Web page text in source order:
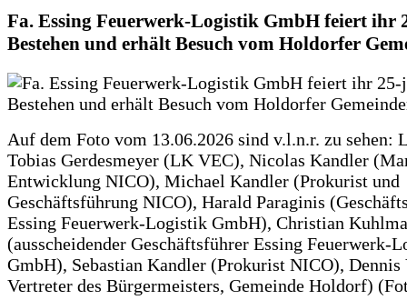
Fa. Essing Feuerwerk-Logistik GmbH feiert ihr
Bestehen und erhält Besuch vom Holdorfer
Auf dem Foto vom 13.06.2026 sind v.l.n.r. zu sehen:
Tobias Gerdesmeyer (LK VEC), Nicolas Kandler
Entwicklung NICO), Michael Kandler (Prokurist und
Geschäftsführung NICO), Harald Paraginis
Essing Feuerwerk-Logistik GmbH), Christian
(ausscheidender Geschäftsführer Essing Feuerwerk-
GmbH), Sebastian Kandler (Prokurist NICO),
Vertreter des Bürgermeisters, Gemeinde Holdorf)